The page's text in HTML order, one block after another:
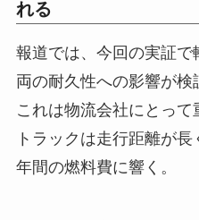
れる
報道では、今回の実証
両の耐久性への影響が検
これは物流会社にとっ
トラックは走行距離が
年間の燃料費に響く。